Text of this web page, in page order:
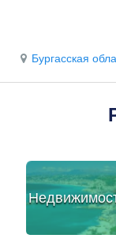
Бургасская